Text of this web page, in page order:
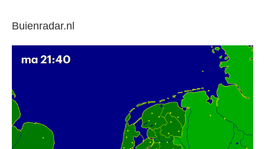
Buienradar.nl